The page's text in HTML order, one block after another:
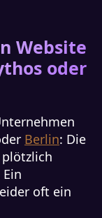
Website
oder
Berlin: Die
oft ein